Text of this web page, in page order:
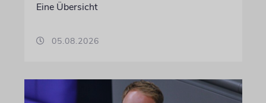
Eine Übersicht
05.08.2026